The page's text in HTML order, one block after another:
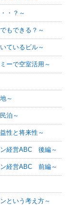
・？～
もできる？～
ているビル～
ーで空室活用～
～
泊～
性と将来性～
経営ABC 後編～
経営ABC 前編～
という考え方～